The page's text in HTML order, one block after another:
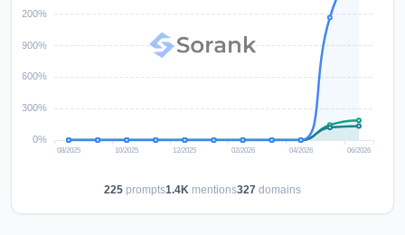
225 prompts1.4K mentions327 domains